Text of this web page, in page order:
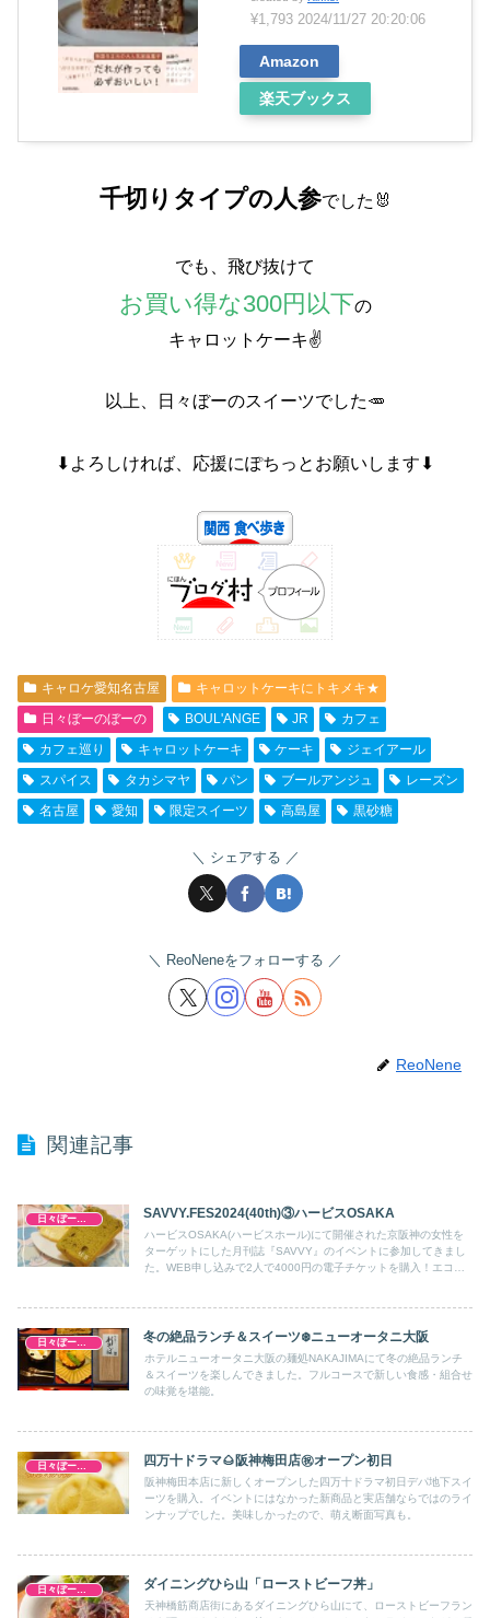
¥1,793 2024/11/27 20:20:06
Amazon
楽天ブックス
千切りタイプの人参でした🐰
でも、飛び抜けて
お買い得な300円以下の
キャロットケーキ✌️
以上、日々ぼーのスイーツでした🥕
⬇よろしければ、応援にぽちっとお願いします⬇
キャロケ愛知名古屋
キャロットケーキにトキメキ★
日々ぼーのぼーの
BOUL'ANGE JR
カフェ
カフェ巡り
キャロットケーキ ケーキ
ジェイアール
スパイス
タカシマヤ パン ブールアンジュ
レーズン
名古屋
愛知 限定スイーツ 高島屋 黒砂糖
シェアする
ReoNeneをフォローする
ReoNene
関連記事
日々ぼーのぼーの SAVVY.FES2024(40th)③ハービスOSAKA
ハービスOSAKA(ハービスホール)にて開催された京阪神の女性を
ターゲットにした月刊誌『SAVVY』のイベントに参加してきまし
た。WEB申し込みで2人で4000円の電子チケットを購入！エコバ
た。TIMO BAGELSさん、PONY PONY HUNGRYさん、絹菓子
日々ぼーのぼーの 冬の絶品ランチ＆スイーツ❄️ニューオータニ大阪
ホテルニューオータニ大阪の麺処NAKAJIMAにて冬の絶品ランチ
＆スイーツを楽しんできました。フルコースで新しい食感・組合せ
の味覚を堪能。
四万十ドラマ🌰阪神梅田店㊗️オープン初日
阪神梅田本店に新しくオープンした四万十ドラマ初日デパ地下スイ
ーツを購入。イベントにはなかった新商品と実店舗ならではのライ
ンナップでした。美味しかったので、萌え断面写真も。
ダイニングひら山「ローストビーフ丼」
天神橋筋商店街にあるダイニングひら山にて、ローストビーフラン